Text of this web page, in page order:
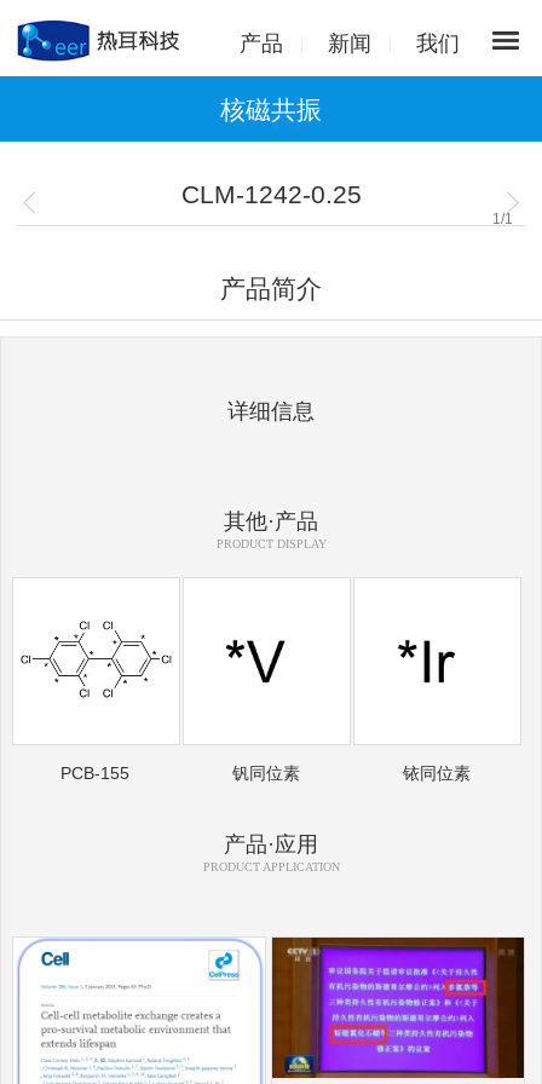
产品 新闻 我们
核磁共振
CLM-1242-0.25
1 /1
产品简介
详细信息
其他·产品
PRODUCT DISPLAY
PCB-155 钒同位素 铱同位素
产品·应用
PRODUCT APPLICATION